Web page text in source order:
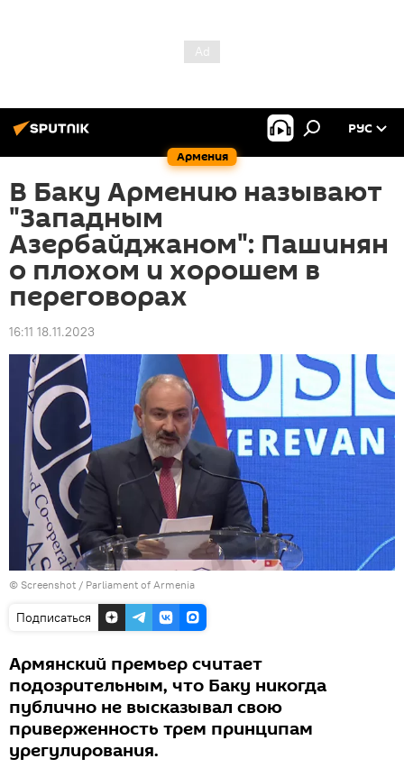
Армения
РУС
В Баку Армению называют
"Западным
Азербайджаном": Пашинян
о плохом и хорошем в
переговорах
16:11 18.11.2023
© Screenshot / Parliament of Armenia
Подписаться
Армянский премьер считает
подозрительным, что Баку никогда
публично не высказывал свою
приверженность трем принципам
урегулирования.